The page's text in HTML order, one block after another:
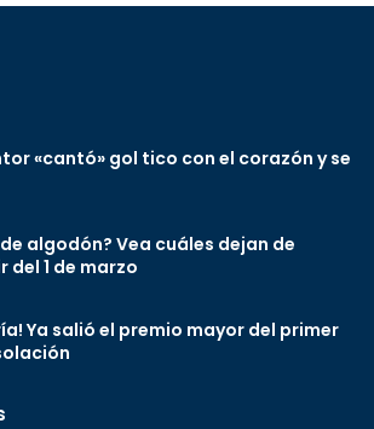
«cantó» gol tico con el corazón y se
algodón? Vea cuáles dejan de
1 de marzo
Ya salió el premio mayor del primer